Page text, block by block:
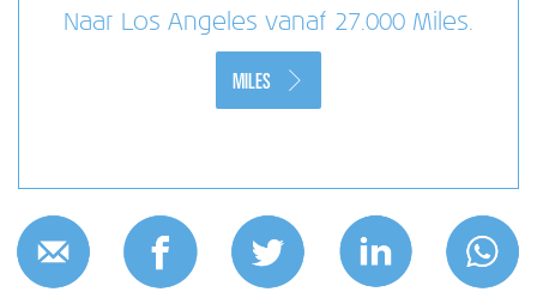
Naar Los Angeles vanaf 27.000 Miles.
MILES